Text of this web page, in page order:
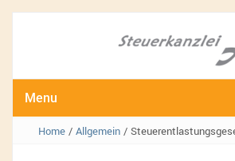
Menu
Home / Allgemein /